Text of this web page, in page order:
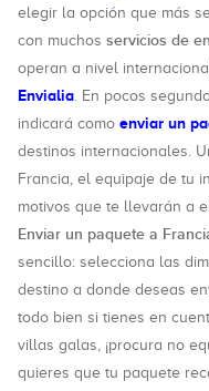
elegir la opción que más
con muchos servicios de
operan a nivel
Envialia. En pocos
indicará como enviar un
destinos internacionales.
Francia, el equipaje de tu
motivos que te llevarán a
Enviar un paquete a
sencillo: selecciona las
destino a donde deseas
todo bien si tienes en
villas galas, ¡procura no
quieres que tu paquete